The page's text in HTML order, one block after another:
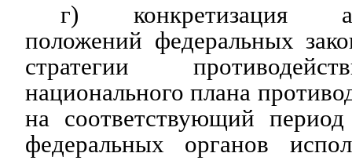
г) конкретизация
положений федеральных
стратегии
национального плана
на соответствующий
федеральных органов